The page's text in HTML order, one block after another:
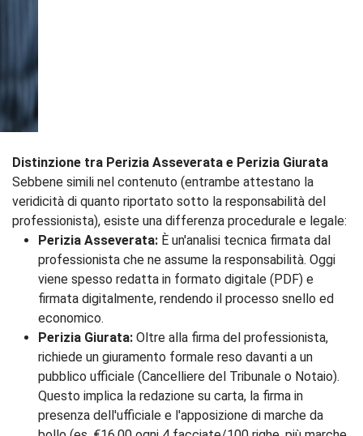
Distinzione tra Perizia Asseverata e Perizia Giurata
Sebbene simili nel contenuto (entrambe attestano la
veridicità di quanto riportato sotto la responsabilità del
professionista), esiste una differenza procedurale e legale:
Perizia Asseverata: È un'analisi tecnica firmata dal
professionista che ne assume la responsabilità. Oggi
viene spesso redatta in formato digitale (PDF) e
firmata digitalmente, rendendo il processo snello ed
economico.
Perizia Giurata: Oltre alla firma del professionista,
richiede un giuramento formale reso davanti a un
pubblico ufficiale (Cancelliere del Tribunale o Notaio).
Questo implica la redazione su carta, la firma in
presenza dell'ufficiale e l'apposizione di marche da